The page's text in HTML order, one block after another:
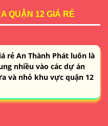
QUẬN 12 GIÁ RẺ
rẻ An Thành Phát luôn là
nhiều vào các dự án
và nhỏ khu vực quận 12